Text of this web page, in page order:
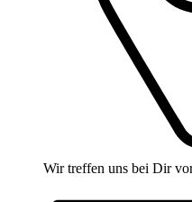
Wir treffen uns bei Dir